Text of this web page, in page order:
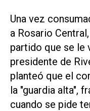
Una vez
a Rosario
partido que se le
presidente de
planteó que el
la "guardia alta",
cuando se pide